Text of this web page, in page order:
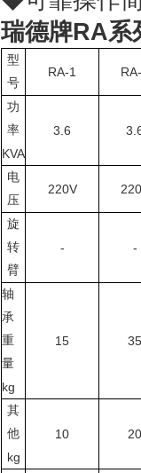
瑞德牌RA系
型
号
RA-1
功
率
KVA
3.6
电
压
220V
旋
转
臂
- -
轴
承
重
量
kg
15 35
其
他
kg
10 20